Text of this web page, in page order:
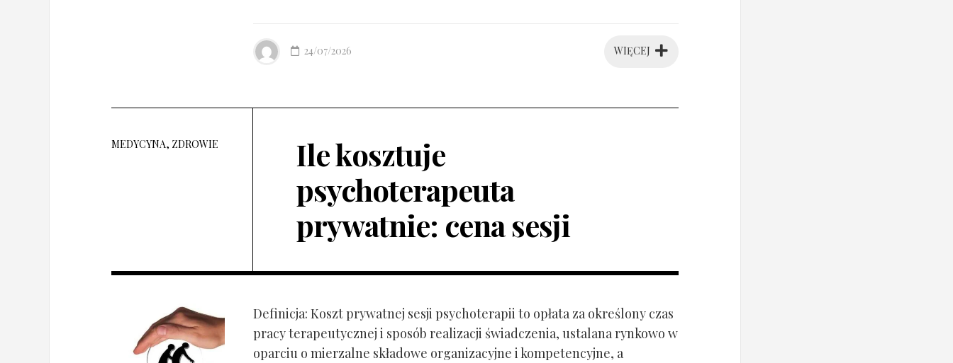
WIĘCEJ
24/07/2026
MEDYCYNA, ZDROWIE
Ile kosztuje
psychoterapeuta
prywatnie: cena sesji
Definicja: Koszt prywatnej sesji psychoterapii to opłata za określony czas
pracy terapeutycznej i sposób realizacji świadczenia, ustalana rynkowo w
oparciu o mierzalne składowe organizacyjne i kompetencyjne, a